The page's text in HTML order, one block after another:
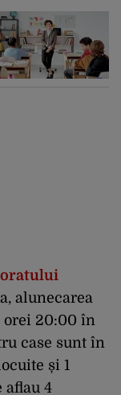
a, alunecarea
orei 20:00 în
case sunt în
și 1
aflau 4